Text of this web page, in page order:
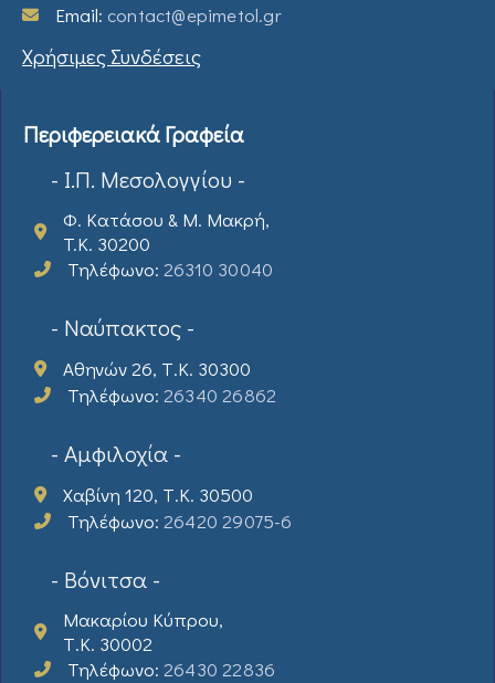
Email: contact@epimetol.gr
Χρήσιμες Συνδέσεις
Περιφερειακά Γραφεία
- Ι.Π. Μεσολογγίου -
Φ. Κατάσου & Μ. Μακρή,
T.K. 30200
Τηλέφωνο: 26310 30040
- Ναύπακτος -
Αθηνών 26, Τ.Κ. 30300
Τηλέφωνο: 26340 26862
- Αμφιλοχία -
Χαβίνη 120, Τ.Κ. 30500
Τηλέφωνο: 26420 29075-6
- Βόνιτσα -
Μακαρίου Κύπρου,
Τ.Κ. 30002
Τηλέφωνο: 26430 22836